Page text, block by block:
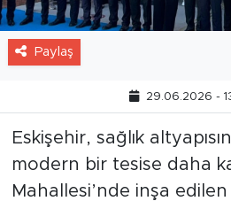
Paylaş
29.06.2026 -
Eskişehir, sağlık
modern bir tesise daha
Mahallesi’nde inşa edilen